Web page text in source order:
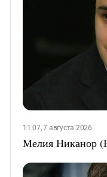
11:07, 7 августа 2026
Мелия Никанор